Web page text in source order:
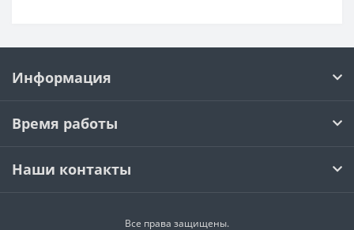
Информация
Время работы
Наши контакты
Все права защищены.